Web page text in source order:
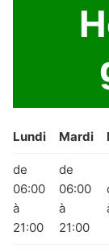
Lundi Mardi
de
06:00
à
21:00
de
06:00
à
21:00